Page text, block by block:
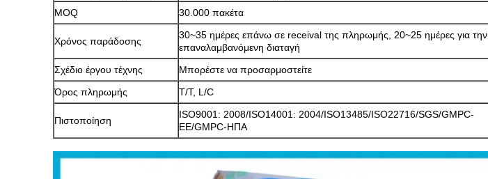
MOQ
30.000 πακέτα
Χρόνος παράδοσης
30~35 ημέρες επάνω σε receival της πληρωμής, 20~25 ημέρες για την
επαναλαμβανόμενη διαταγή
Σχέδιο έργου τέχνης
Μπορέστε να προσαρμοστείτε
Όρος πληρωμής
T/T, L/C
Πιστοποίηση
ISO9001: 2008/ISO14001: 2004/ISO13485/ISO22716/SGS/GMPC-
ΕΕ/GMPC-ΗΠΑ